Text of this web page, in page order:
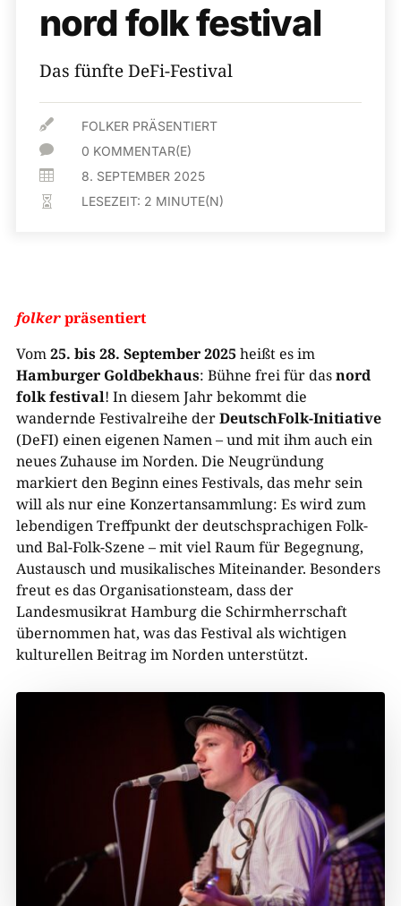
nord folk festival
Das fünfte DeFi-Festival
 FOLKER PRÄSENTIERT
 0 KOMMENTAR(E)
 8. SEPTEMBER 2025
 LESEZEIT: 2 MINUTE(N)
folkerpräsentiert
Vom25. bis 28. September 2025heißt es im
Hamburger Goldbekhaus: Bühne frei für dasnord
folk festival! In diesem Jahr bekommt die
wandernde Festivalreihe derDeutschFolk-Initiative
(DeFI) einen eigenen Namen – und mit ihm auch ein
neues Zuhause im Norden. Die Neugründung
markiert den Beginn eines Festivals, das mehr sein
will als nur eine Konzertansammlung: Es wird zum
lebendigen Treffpunkt der deutschsprachigen Folk-
und Bal-Folk-Szene – mit viel Raum für Begegnung,
Austausch und musikalisches Miteinander. Besonders
freut es das Organisationsteam, dass der
Landesmusikrat Hamburg die Schirmherrschaft
übernommen hat, was das Festival als wichtigen
kulturellen Beitrag im Norden unterstützt.